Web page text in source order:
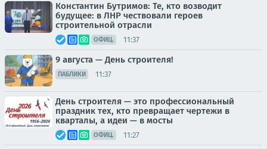
Константин Бутримов: Те, кто возводит
будущее: в ЛНР чествовали героев
строительной отрасли
ОФИЦ. 11:37
9 августа — День строителя!
ПАБЛИКИ 11:37
День строителя — это профессиональный
праздник тех, кто превращает чертежи в
кварталы, а идеи — в мосты
ОФИЦ. 11:27